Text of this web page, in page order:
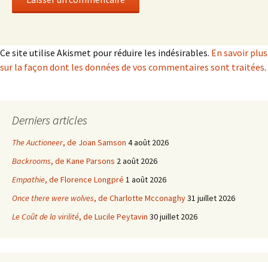
Ce site utilise Akismet pour réduire les indésirables. En savoir plus
sur la façon dont les données de vos commentaires sont traitées.
Derniers articles
The Auctioneer, de Joan Samson 4 août 2026
Backrooms, de Kane Parsons 2 août 2026
Empathie, de Florence Longpré 1 août 2026
Once there were wolves, de Charlotte Mcconaghy31 juillet 2026
Le Coût de la virilité, de Lucile Peytavin 30 juillet 2026